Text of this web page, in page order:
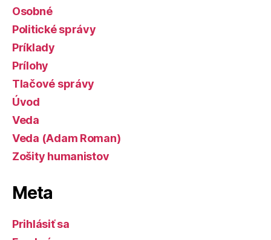
Osobné
Politické správy
Príklady
Prílohy
Tlačové správy
Úvod
Veda
Veda (Adam Roman)
Zošity humanistov
Meta
Prihlásiť sa